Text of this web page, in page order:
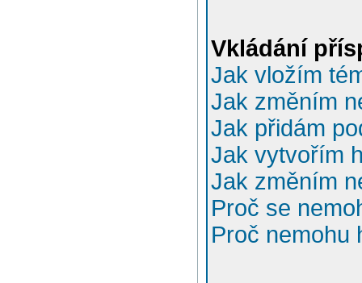
Vkládání
Jak vložím
Jak změním
Jak přidám
Jak vytvořím
Jak změním
Proč se
Proč nemohu